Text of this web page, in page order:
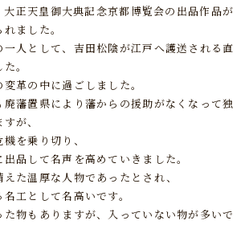
正天皇御大典記念京都博覧会の出品作品が
ました。
人として、吉田松陰が江戸へ護送される直
。
革の中に過ごしました。
藩置県により藩からの援助がなくなって独
が、
を乗り切り、
品して名声を高めていきました。
た温厚な人物であったとされ、
工として名高いです。
物もありますが、入っていない物が多いで